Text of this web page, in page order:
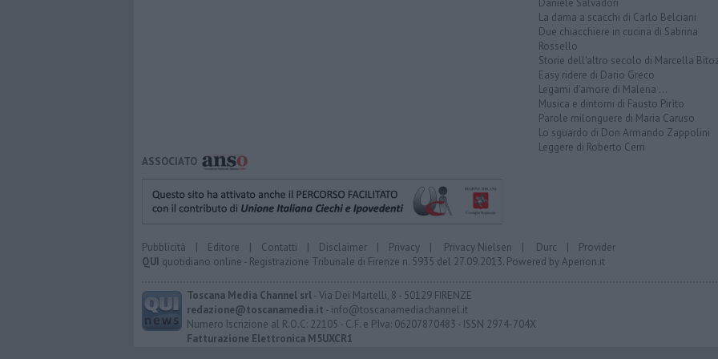
La dama a scacchi di Carlo Belciani
Due chiacchiere in cucina di Sabrina
Rossello
Storie dell'altro secolo di Marcella
Easy ridere di Dario Greco
Legami d'amore di Malena ...
Musica e dintorni di Fausto Pirìto
Parole milonguere di Maria Caruso
Lo sguardo di Don Armando Zappolini
Leggere di Roberto Cerri
ASSOCIATO
Pubblicità | Editore | Contatti | Disclaimer | Privacy | Privacy Nielsen | Durc | Provider
QUI quotidiano online - Registrazione Tribunale di Firenze n. 5935 del 27.09.2013. Powered byAperion.it
Toscana Media Channel srl- Via Dei Martelli, 8 - 50129 FIRENZE
redazione@toscanamedia.it - info@toscanamediachannel.it
Numero Iscrizione al R.O.C: 22105 - C.F. e P.Iva: 06207870483 - ISSN 2974-704X
Fatturazione Elettronica M5UXCR1